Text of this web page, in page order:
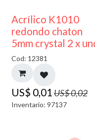
50%
Acrílico K1010
redondo chaton
5mm crystal 2 x
Cod: 12381
US$ 0,01US$0,02
Inventario: 97137